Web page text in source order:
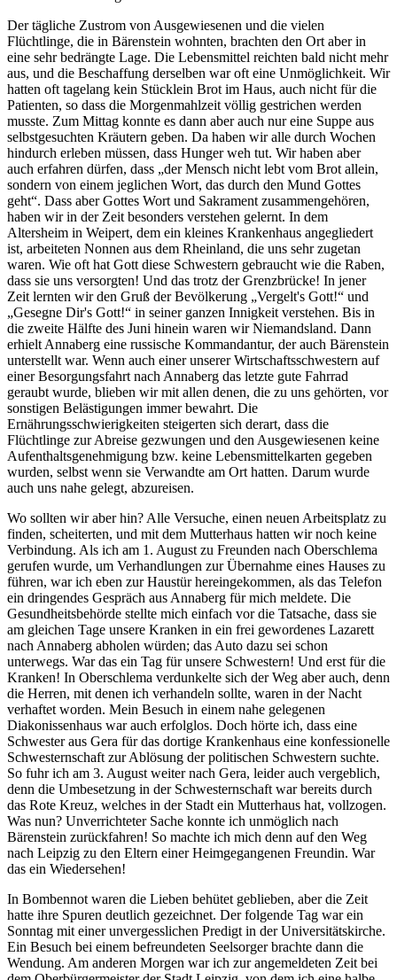
Der tägliche Zustrom von Ausgewiesenen und die vielen
Flüchtlinge, die in Bärenstein wohnten, brachten den Ort aber in
eine sehr bedrängte Lage. Die Lebensmittel reichten bald nicht mehr
aus, und die Beschaffung derselben war oft eine Unmöglichkeit. Wir
hatten oft tagelang kein Stücklein Brot im Haus, auch nicht für die
Patienten, so dass die Morgenmahlzeit völlig gestrichen werden
musste. Zum Mittag konnte es dann aber auch nur eine Suppe aus
selbstgesuchten Kräutern geben. Da haben wir alle durch Wochen
hindurch erleben müssen, dass Hunger weh tut. Wir haben aber
auch erfahren dürfen, dass
der Mensch nicht lebt vom Brot allein,
sondern von einem jeglichen Wort, das durch den Mund Gottes
geht . Dass aber Gottes Wort und Sakrament zusammengehören,
haben wir in der Zeit besonders verstehen gelernt. In dem
Altersheim in Weipert, dem ein kleines Krankenhaus angegliedert
ist, arbeiteten Nonnen aus dem Rheinland, die uns sehr zugetan
waren. Wie oft hat Gott diese Schwestern gebraucht wie die Raben,
dass sie uns versorgten! Und das trotz der Grenzbrücke! In jener
Zeit lernten wir den Gruß der Bevölkerung
Vergelt's Gott!
und
Gesegne Dir's Gott!
in seiner ganzen Innigkeit verstehen. Bis in
die zweite Hälfte des Juni hinein waren wir Niemandsland. Dann
erhielt Annaberg eine russische Kommandantur, der auch Bärenstein
unterstellt war. Wenn auch einer unserer Wirtschaftsschwestern auf
einer Besorgungsfahrt nach Annaberg das letzte gute Fahrrad
geraubt wurde, blieben wir mit allen denen, die zu uns gehörten, vor
sonstigen Belästigungen immer bewahrt. Die
Ernährungsschwierigkeiten steigerten sich derart, dass die
Flüchtlinge zur Abreise gezwungen und den Ausgewiesenen keine
Aufenthaltsgenehmigung bzw. keine Lebensmittelkarten gegeben
wurden, selbst wenn sie Verwandte am Ort hatten. Darum wurde
auch uns nahe gelegt, abzureisen.
Wo sollten wir aber hin? Alle Versuche, einen neuen Arbeitsplatz zu
finden, scheiterten, und mit dem Mutterhaus hatten wir noch keine
Verbindung. Als ich am 1. August zu Freunden nach Oberschlema
gerufen wurde, um Verhandlungen zur Übernahme eines Hauses zu
führen, war ich eben zur Haustür hereingekommen, als das Telefon
ein dringendes Gespräch aus Annaberg für mich meldete. Die
Gesundheitsbehörde stellte mich einfach vor die Tatsache, dass sie
am gleichen Tage unsere Kranken in ein frei gewordenes Lazarett
nach Annaberg abholen würden; das Auto dazu sei schon
unterwegs. War das ein Tag für unsere Schwestern! Und erst für die
Kranken! In Oberschlema verdunkelte sich der Weg aber auch, denn
die Herren, mit denen ich verhandeln sollte, waren in der Nacht
verhaftet worden. Mein Besuch in einem nahe gelegenen
Diakonissenhaus war auch erfolglos. Doch hörte ich, dass eine
Schwester aus Gera für das dortige Krankenhaus eine konfessionelle
Schwesternschaft zur Ablösung der politischen Schwestern suchte.
So fuhr ich am 3. August weiter nach Gera, leider auch vergeblich,
denn die Umbesetzung in der Schwesternschaft war bereits durch
das Rote Kreuz, welches in der Stadt ein Mutterhaus hat, vollzogen.
Was nun? Unverrichteter Sache konnte ich unmöglich nach
Bärenstein zurückfahren! So machte ich mich denn auf den Weg
nach Leipzig zu den Eltern einer Heimgegangenen Freundin. War
das ein Wiedersehen!
In Bombennot waren die Lieben behütet geblieben, aber die Zeit
hatte ihre Spuren deutlich gezeichnet. Der folgende Tag war ein
Sonntag mit einer unvergesslichen Predigt in der Universitätskirche.
Ein Besuch bei einem befreundeten Seelsorger brachte dann die
Wendung. Am anderen Morgen war ich zur angemeldeten Zeit bei